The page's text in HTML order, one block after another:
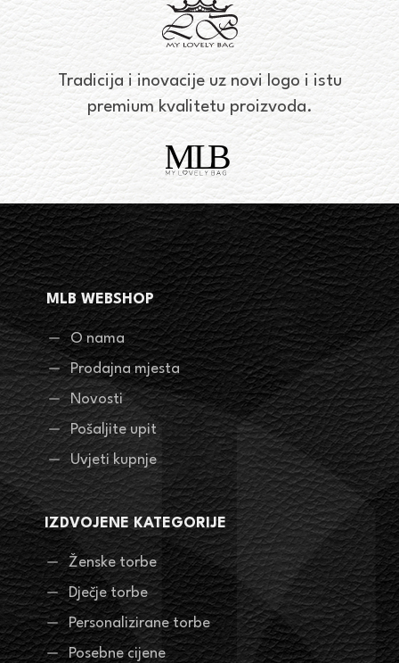
Tradicija i inovacije uz novi logo i istu
premium kvalitetu proizvoda.
MLB WEBSHOP
O nama
Prodajna mjesta
Novosti
Pošaljite upit
Uvjeti kupnje
IZDVOJENE KATEGORIJE
Ženske torbe
Dječje torbe
Personalizirane torbe
Posebne cijene